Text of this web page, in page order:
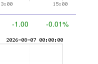
-1.00 -0.01%